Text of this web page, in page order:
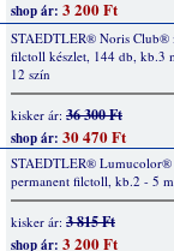
shop ár: 3 200 Ft
STAEDTLER® Noris Club®
filctoll készlet, 144 db, kb.3
12 szín
kisker ár: 36 300 Ft
shop ár: 30 470 Ft
STAEDTLER® Lumucolor®
permanent filctoll, kb.2 - 5
kisker ár: 3 815 Ft
shop ár: 3 200 Ft